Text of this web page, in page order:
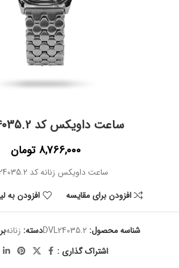
ساعت داویکس کد DVL24035.2
8,766,000 تومان
ساعت داویکس زنانه کد DVL24035.2
افزودن برای مقایسه
افزودن به
شناسه محصول: DVL24035.2دسته: زنانه
اشتراک گذاری :